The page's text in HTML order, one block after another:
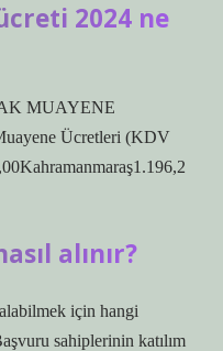
2024 ne
MUAYENE
Ücretleri (KDV
alınır?
için hangi
sahiplerinin katılım